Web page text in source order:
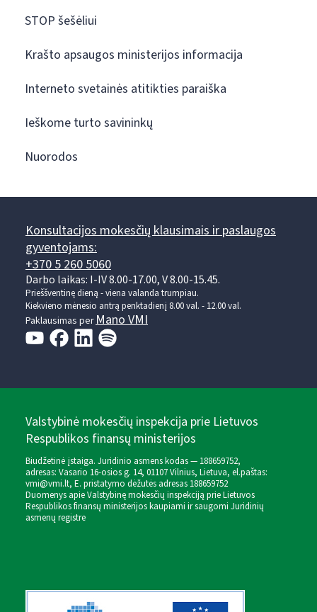
STOP šešėliui
Krašto apsaugos ministerijos informacija
Interneto svetainės atitikties paraiška
Ieškome turto savininkų
Nuorodos
Konsultacijos mokesčių klausimais ir paslaugos
gyventojams:
+370 5 260 5060
Darbo laikas: I-IV 8.00-17.00, V 8.00-15.45.
Prieššventinę dieną - viena valanda trumpiau.
Kiekvieno mėnesio antrą penktadienį 8.00 val. - 12.00 val.
Paklausimas perMano VMI
Valstybinė mokesčių inspekcija prie Lietuvos
Respublikos finansų ministerijos
Biudžetinė įstaiga. Juridinio asmens kodas — 188659752,
adresas: Vasario 16-osios g. 14, 01107 Vilnius, Lietuva, el.paštas:
vmi@vmi.lt, E. pristatymo dėžutės adresas 188659752
Duomenys apie Valstybinę mokesčių inspekciją prie Lietuvos
Respublikos finansų ministerijos kaupiami ir saugomi Juridinių
asmenų registre